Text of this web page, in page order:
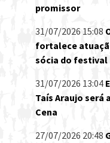
promissor
31/07/2026 15:08
fortalece
sócia do festival
31/07/2026 13:04
Taís Araujo será
Cena
27/07/2026 20:48